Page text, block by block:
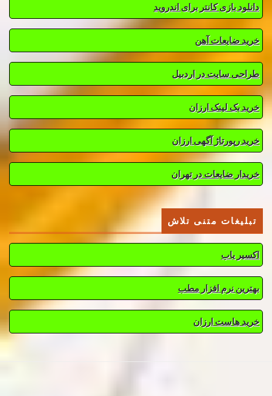
دانلود بازی کانتر برای اندروید
خرید ضایعات آهن
طراحی سایت در اردبیل
خرید بک لینک ارزان
خرید رپورتاژ آگهی ارزان
خریدار ضایعات در تهران
تبلیغات متنی تلاش
اکسیر یاب
بهترین نرم افزار مطب
خرید هاست ارزان